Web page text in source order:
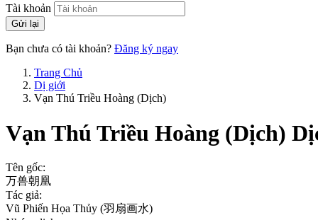
Tài khoản
Gửi lại
Bạn chưa có tài khoản? Đăng ký ngay
Trang Chủ
Dị giới
Vạn Thú Triều Hoàng (Dịch)
Vạn Thú Triều Hoàng (Dịch)
Tên gốc:
万兽朝凰
Tác giả:
Vũ Phiến Họa Thủy (羽扇画水)